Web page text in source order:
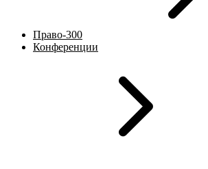
Право-300
Конференции